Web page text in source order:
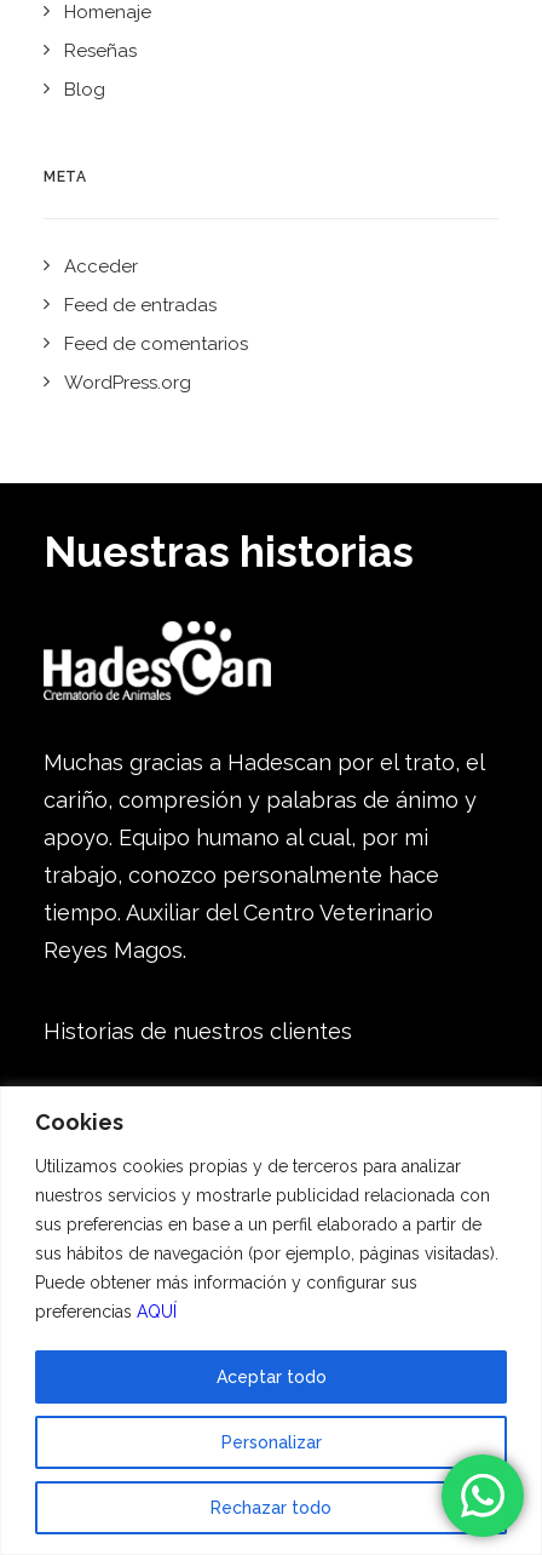
Cookies
Utilizamos cookies propias y de terceros para analizar
nuestros servicios y mostrarle publicidad relacionada con
sus preferencias en base a un perfil elaborado a partir de
sus hábitos de navegación (por ejemplo, páginas visitadas).
Puede obtener más información y configurar sus
preferencias AQUÍ
Personalizar
Rechazar todo
Aceptar todo
Homenaje
Reseñas
Blog
META
Acceder
Feed de entradas
Feed de comentarios
WordPress.org
Nuestras historias
Muchas gracias a Hadescan por el trato, el
cariño, compresión y palabras de ánimo y
apoyo. Equipo humano al cual, por mi
trabajo, conozco personalmente hace
tiempo. Auxiliar del Centro Veterinario
Reyes Magos.
Historias de nuestros clientes
Crematorio de Animales – Incineración de
Incineración de animales
Sobre Hadescan
Nosotros
Videos Hadescan
Enlaces patrocinados